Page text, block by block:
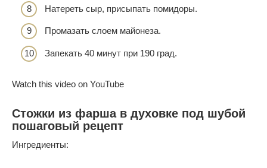
Натереть сыр, присыпать помидоры.
Промазать слоем майонеза.
Запекать 40 минут при 190 град.
Watch this video on YouTube
Стожки из фарша в духовке под шубой
пошаговый рецепт
Ингредиенты: